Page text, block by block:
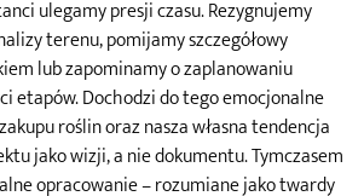
ulegamy presji czasu. Rezygnujemy
terenu, pomijamy szczegółowy
lub zapominamy o zaplanowaniu
etapów. Dochodzi do tego emocjonalne
roślin oraz nasza własna tendencja
jako wizji, a nie dokumentu. Tymczasem
opracowanie – rozumiane jako twardy